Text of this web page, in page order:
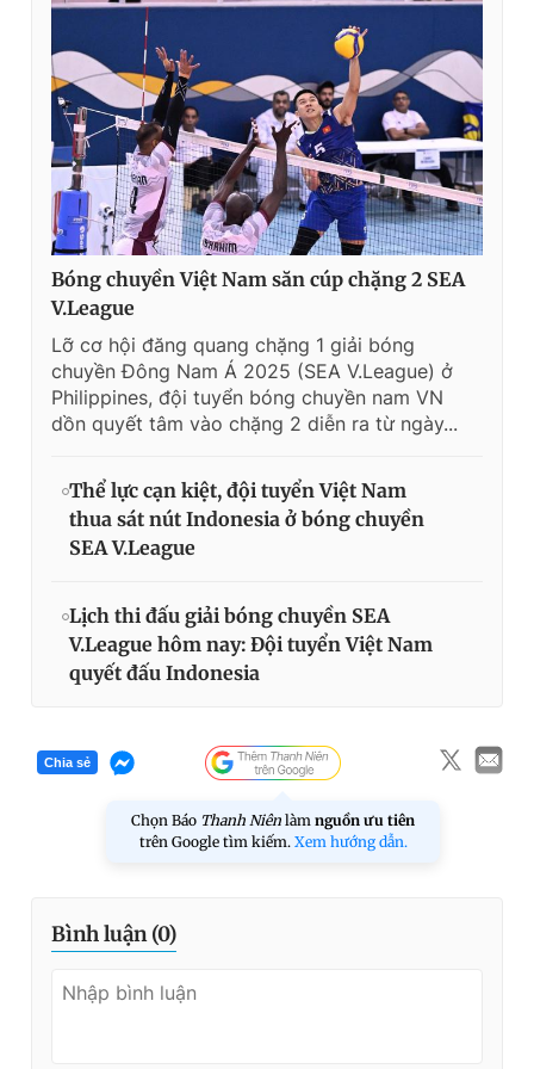
Bóng chuyền Việt Nam săn cúp chặng 2 SEA
V.League
Lỡ cơ hội đăng quang chặng 1 giải bóng
chuyền Đông Nam Á 2025 (SEA V.League) ở
Philippines, đội tuyển bóng chuyền nam VN
dồn quyết tâm vào chặng 2 diễn ra từ ngày...
Thể lực cạn kiệt, đội tuyển Việt Nam
thua sát nút Indonesia ở bóng chuyền
SEA V.League
Lịch thi đấu giải bóng chuyền SEA
V.League hôm nay: Đội tuyển Việt Nam
quyết đấu Indonesia
Chia sẻ
Chọn Báo Thanh Niên làm nguồn ưu tiên
trên Google tìm kiếm. Xem hướng dẫn.
Bình luận (0)